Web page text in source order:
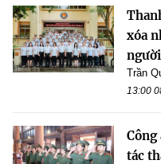
xóa
Trần
13:00
tác